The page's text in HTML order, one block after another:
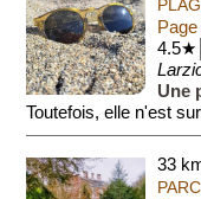
Une
Toutefois, elle n'est
33